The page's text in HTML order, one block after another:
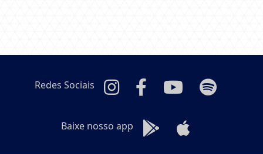
Redes Sociais
Baixe nosso app